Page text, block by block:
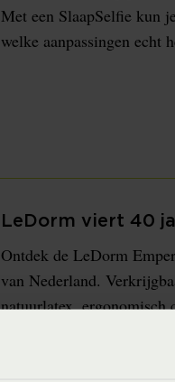
Met een SlaapSelfie kun
welke aanpassingen echt
LeDorm viert 40
Ontdek de LeDorm
van Nederland.
natuurlatex, ergonomisch